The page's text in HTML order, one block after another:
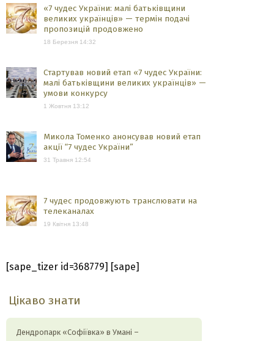
«7 чудес України: малі батьківщини
великих українців» — термін подачі
пропозицій продовжено
18 Березня 14:32
Стартував новий етап «7 чудес України:
малі батьківщини великих українців» —
умови конкурсу
1 Жовтня 13:12
Микола Томенко анонсував новий етап
акції “7 чудес України”
31 Травня 12:54
7 чудес продовжують транслювати на
телеканалах
19 Квітня 13:48
[sape_tizer id=368779] [sape]
Цікаво знати
Дендропарк «Софіївка» в Умані –